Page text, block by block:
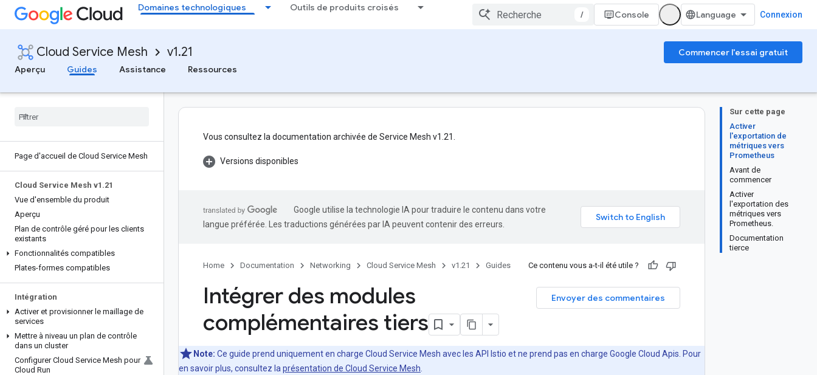
Domaines technologiques Outils de produits croisés
/ Console Connexion
Cloud Service Mesh v1.21
Commencer l'essai gratuit
Aperçu
Guides Assistance Ressources
Page d'accueil de Cloud Service Mesh
Cloud Service Mesh v1 .21
Vue d'ensemble du produit
Aperçu
Plan de contrôle géré pour les clients
existants
Fonctionnalités compatibles
Plates-formes compatibles
Intégration
Activer et provisionner le maillage de
services
Mettre à niveau un plan de contrôle
dans un cluster
Configurer Cloud Service Mesh pour
Cloud Run
Sur cette page
Activer
l'exportation de
métriques vers
Prometheus
Avant de
commencer
Activer
l'exportation des
métriques vers
Prometheus.
Documentation
tierce
Vous consultez la documentation archivée de Service Mesh v1.21.
Versions disponibles
Google utilise la technologie IA pour traduire le contenu dans votre
langue préférée. Les traductions générées par IA peuvent contenir des erreurs.
Home Documentation Networking Cloud Service Mesh v1.21 Guides Ce contenu vous a-t-il été utile ?
Envoyer des commentaires
Intégrer des modules
complémentaires tiers
Note: Ce guide prend uniquement en charge Cloud Service Mesh avec les API Istio et ne prend pas en charge Google Cloud Apis. Pour
en savoir plus, consultez la présentation de Cloud Service Mesh